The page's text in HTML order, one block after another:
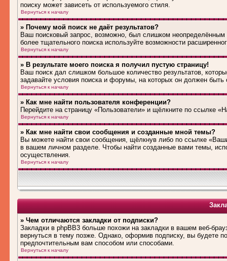
поиску может зависеть от используемого стиля.
Вернуться к началу
» Почему мой поиск не даёт результатов?
Ваш поисковый запрос, возможно, был слишком
более тщательного поиска используйте возможности
Вернуться к началу
» В результате моего поиска я получил пустую страницу!
Ваш поиск дал слишком большое количество результатов,
задавайте условия поиска и форумы, на которых он должен быть
Вернуться к началу
» Как мне найти пользователя конференции?
Перейдите на страницу «Пользователи» и щёлкните по ссылке
Вернуться к началу
» Как мне найти свои сообщения и созданные мной темы?
Вы можете найти свои сообщения, щёлкнув либо по ссылке
в вашем личном разделе. Чтобы найти созданные вами темы,
осуществления.
Вернуться к началу
» Чем отличаются закладки от подписки?
Закладки в phpBB3 больше похожи на закладки в вашем веб-
вернуться в тему позже. Однако, оформив подписку, вы будете
предпочтительным вам способом или способами.
Вернуться к началу